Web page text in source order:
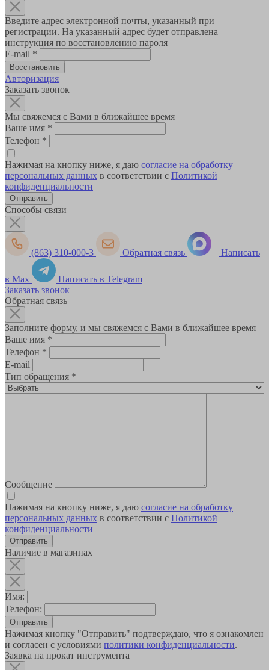
Введите адрес электронной почты, указанный при
регистрации. На указанный адрес будет отправлена
инструкция по восстановлению пароля
E-mail *
Авторизация
Заказать звонок
Мы свяжемся с Вами в ближайшее время
Ваше имя *
Телефон *
Нажимая на кнопку ниже, я даю согласие на обработку
персональных данных в соответствии с Политикой
конфиденциальности
Способы связи
(863) 310-000-3 Обратная связь Написать
в Max
Написать в Telegram
Заказать звонок
Обратная связь
Заполните форму, и мы свяжемся с Вами в ближайшее время
Ваше имя *
Телефон *
E-mail
Тип обращения *
Сообщение
Нажимая на кнопку ниже, я даю согласие на обработку
персональных данных в соответствии с Политикой
конфиденциальности
Наличие в магазинах
Имя:
Телефон:
Отправить
Нажимая кнопку "Отправить" подтверждаю, что я ознакомлен
и согласен с условиями политики конфиденциальности.
Заявка на прокат инструмента